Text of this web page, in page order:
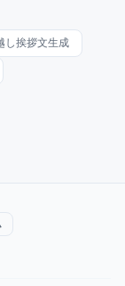
し挨拶文生成